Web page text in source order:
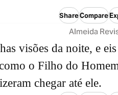
ShareCompare
Almeida
visões da noite, e
o Filho do
chegar até ele.